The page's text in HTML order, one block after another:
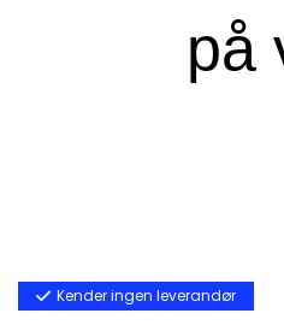
Kender ingen leverandør